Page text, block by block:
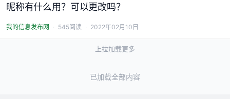
昵称有什么用？可以更改吗？
我的信息发布网 545阅读 2022年02月10日
上拉加载更多
已加载全部内容